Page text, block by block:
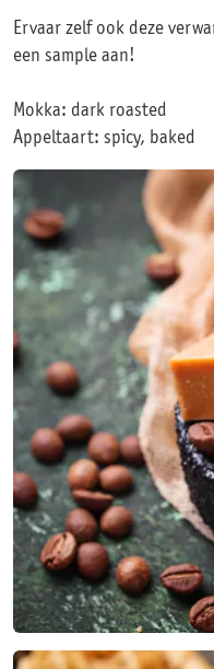
Ervaar zelf ook deze
een sample aan!
Mokka: dark roasted
Appeltaart: spicy, baked